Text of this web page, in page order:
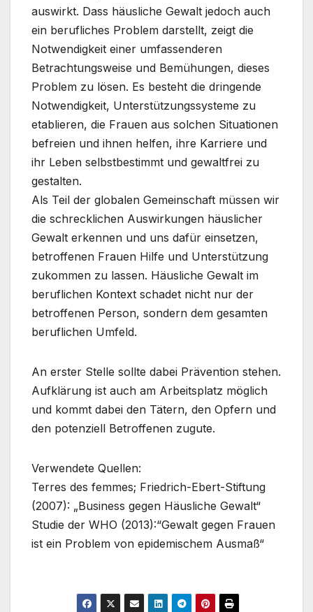
auswirkt. Dass häusliche Gewalt jedoch auch
ein berufliches Problem darstellt, zeigt die
Notwendigkeit einer umfassenderen
Betrachtungsweise und Bemühungen, dieses
Problem zu lösen. Es besteht die dringende
Notwendigkeit, Unterstützungssysteme zu
etablieren, die Frauen aus solchen Situationen
befreien und ihnen helfen, ihre Karriere und
ihr Leben selbstbestimmt und gewaltfrei zu
gestalten.
Als Teil der globalen Gemeinschaft müssen wir
die schrecklichen Auswirkungen häuslicher
Gewalt erkennen und uns dafür einsetzen,
betroffenen Frauen Hilfe und Unterstützung
zukommen zu lassen. Häusliche Gewalt im
beruflichen Kontext schadet nicht nur der
betroffenen Person, sondern dem gesamten
beruflichen Umfeld.
An erster Stelle sollte dabei Prävention stehen.
Aufklärung ist auch am Arbeitsplatz möglich
und kommt dabei den Tätern, den Opfern und
den potenziell Betroffenen zugute.
Verwendete Quellen:
Terres des femmes; Friedrich-Ebert-Stiftung
(2007): „Business gegen Häusliche Gewalt“
Studie der WHO (2013):“Gewalt gegen Frauen
ist ein Problem von epidemischem Ausmaß“